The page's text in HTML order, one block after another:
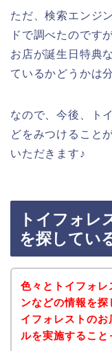
ただ、検索エンジ
ドで調べたのです
お店が誕生日特典
ているかどうかは
なので、今後、ト
どをみつけること
いただきます♪
トイフォレ
を探してい
色々とトイフォ
ンなどの情報を探
イフォレストの
ルを実施すること